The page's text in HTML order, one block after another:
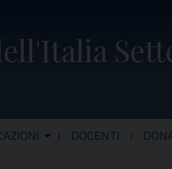
DOCENTI